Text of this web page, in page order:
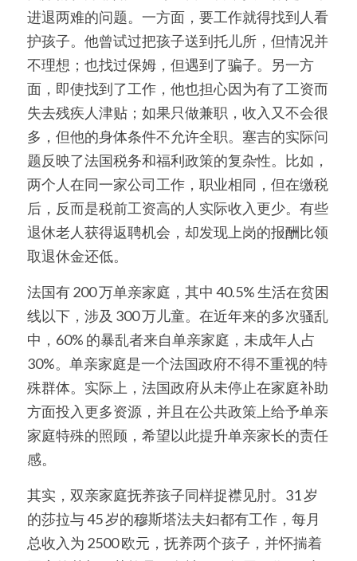
进退两难的问题。一方面，要工作就得找到人看
护孩子。他曾试过把孩子送到托儿所，但情况并
不理想；也找过保姆，但遇到了骗子。另一方
面，即使找到了工作，他也担心因为有了工资而
失去残疾人津贴；如果只做兼职，收入又不会很
多，但他的身体条件不允许全职。塞吉的实际问
题反映了法国税务和福利政策的复杂性。比如，
两个人在同一家公司工作，职业相同，但在缴税
后，反而是税前工资高的人实际收入更少。有些
退休老人获得返聘机会，却发现上岗的报酬比领
取退休金还低。
法国有 200 万单亲家庭，其中 40.5% 生活在贫困
线以下，涉及 300 万儿童。在近年来的多次骚乱
中，60% 的暴乱者来自单亲家庭，未成年人占
30%。单亲家庭是一个法国政府不得不重视的特
殊群体。实际上，法国政府从未停止在家庭补助
方面投入更多资源，并且在公共政策上给予单亲
家庭特殊的照顾，希望以此提升单亲家长的责任
感。
其实，双亲家庭抚养孩子同样捉襟见肘。31 岁
的莎拉与 45 岁的穆斯塔法夫妇都有工作，每月
总收入为 2500 欧元，抚养两个孩子，并怀揣着